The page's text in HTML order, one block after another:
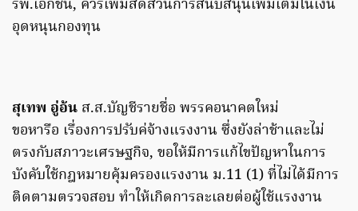
รพ.เอกชน, ควรเพิ่มสัดส่วนการสนับสนุนเพิ่มเติมในเงิน
อุดหนุนกองทุน
สุเทพ อู่อ้น ส.ส.บัญชีรายชื่อ พรรคอนาคตใหม่
ขอหารือ เรื่องการปรับค่จ้างแรงงาน ซึ่งยังล่าช้าและไม่
ตรงกับสภาวะเศรษฐกิจ, ขอให้มีการแก้ไขปัญหาในการ
บังคับใช้กฎหมายคุ้มครองแรงงาน ม.11 (1) ที่ไม่ได้มีการ
ติดตามตรวจสอบ ทำให้เกิดการละเลยต่อผู้ใช้แรงงาน